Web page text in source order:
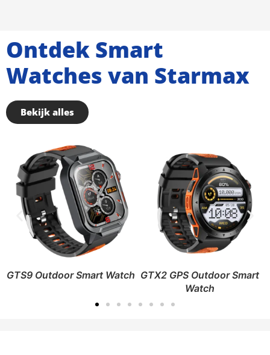
Ontdek Smart
Watches van Starmax
Bekijk alles
GTS9 Outdoor Smart Watch GTX2 GPS Outdoor Smart
Watch